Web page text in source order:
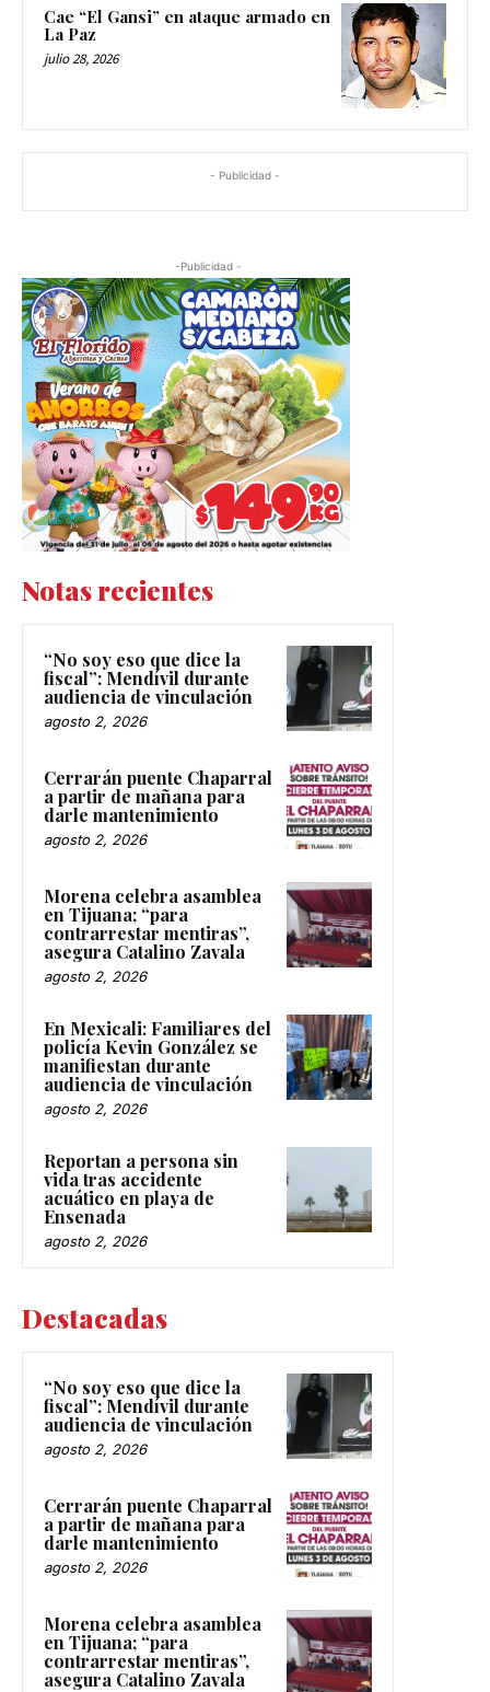
Cae “El Gansi” en ataque armado en
La Paz
julio 28, 2026
- Publicidad -
-Publicidad -
Notas recientes
“No soy eso que dice la
fiscal”: Mendívil durante
audiencia de vinculación
agosto 2, 2026
Cerrarán puente Chaparral
a partir de mañana para
darle mantenimiento
agosto 2, 2026
Morena celebra asamblea
en Tijuana; “para
contrarrestar mentiras”,
asegura Catalino Zavala
agosto 2, 2026
En Mexicali: Familiares del
policía Kevin González se
manifiestan durante
audiencia de vinculación
agosto 2, 2026
Reportan a persona sin
vida tras accidente
acuático en playa de
Ensenada
agosto 2, 2026
Destacadas
“No soy eso que dice la
fiscal”: Mendívil durante
audiencia de vinculación
agosto 2, 2026
Cerrarán puente Chaparral
a partir de mañana para
darle mantenimiento
agosto 2, 2026
Morena celebra asamblea
en Tijuana; “para
contrarrestar mentiras”,
asegura Catalino Zavala